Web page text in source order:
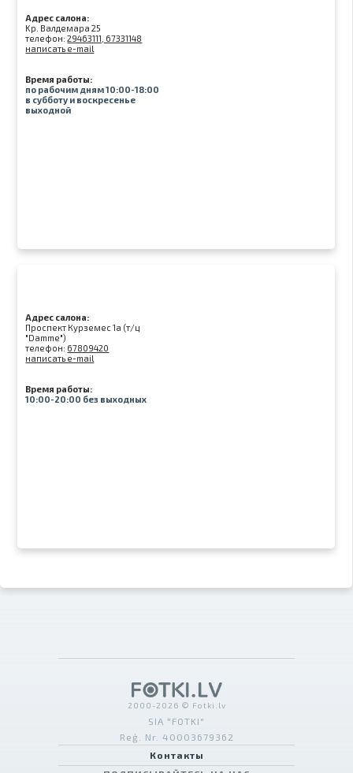
Адрес салона:
Kр. Валдемара 25
телефон:29463111, 67331148
написать e-mail
Время работы:
по рабочим дням 10:00-18:00
в субботу и воскресенье
выходной
Адрес салона:
Проспект Курземес 1а (т/ц
"Damme")
телефон: 67809420
написать e-mail
Время работы:
10:00-20:00 без выходных
2000-2026 © Fotki.lv
SIA "FOTKI"
Reģ. Nr. 40003679362
Контакты